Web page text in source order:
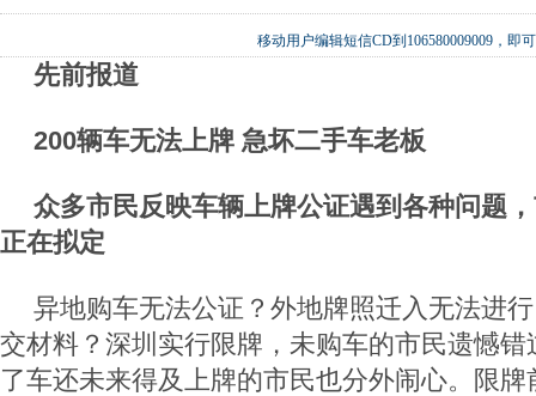
移动用户编辑短信CD到106580009009，即
先前报道
200辆车无法上牌 急坏二手车老板
众多市民反映车辆上牌公证遇到各种问题
正在拟定
异地购车无法公证？外地牌照迁入无法进
交材料？深圳实行限牌，未购车的市民遗憾
了车还未来得及上牌的市民也分外闹心。限